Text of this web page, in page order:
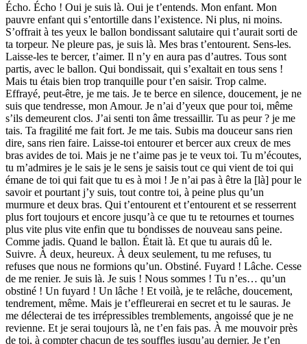
Écho. Écho ! Oui je suis là. Oui je t’entends. Mon enfant. Mon
pauvre enfant qui s’entortille dans l’existence. Ni plus, ni moins.
S’offrait à tes yeux le ballon bondissant salutaire qui t’aurait sorti de
ta torpeur. Ne pleure pas, je suis là. Mes bras t’entourent. Sens-les.
Laisse-les te bercer, t’aimer. Il n’y en aura pas d’autres. Tous sont
partis, avec le ballon. Qui bondissait, qui s’exaltait en tous sens !
Mais tu étais bien trop tranquille pour t’en saisir. Trop calme.
Effrayé, peut-être, je me tais. Je te berce en silence, doucement, je ne
suis que tendresse, mon Amour. Je n’ai d’yeux que pour toi, même
s’ils demeurent clos. J’ai senti ton âme tressaillir. Tu as peur ? je me
tais. Ta fragilité me fait fort. Je me tais. Subis ma douceur sans rien
dire, sans rien faire. Laisse-toi entourer et bercer aux creux de mes
bras avides de toi. Mais je ne t’aime pas je te veux toi. Tu m’écoutes,
tu m’admires je le sais je le sens je saisis tout ce qui vient de toi qui
émane de toi qui fait que tu es à moi ! Je n’ai pas à être la [là] pour le
savoir et pourtant j’y suis, tout contre toi, à peine plus qu’un
murmure et deux bras. Qui t’entourent et t’entourent et se resserrent
plus fort toujours et encore jusqu’à ce que tu te retournes et tournes
plus vite plus vite enfin que tu bondisses de nouveau sans peine.
Comme jadis. Quand le ballon. Était là. Et que tu aurais dû le.
Suivre. À deux, heureux. À deux seulement, tu me refuses, tu
refuses que nous ne formions qu’un. Obstiné. Fuyard ! Lâche. Cesse
de me renier. Je suis là. Je suis ! Nous sommes ! Tu n’es… qu’un
obstiné ! Un fuyard ! Un lâche ! Et voilà, je te relâche, doucement,
tendrement, même. Mais je t’effleurerai en secret et tu le sauras. Je
me délecterai de tes irrépressibles tremblements, angoissé que je ne
revienne. Et je serai toujours là, ne t’en fais pas. À me mouvoir près
de toi, à compter chacun de tes souffles jusqu’au dernier. Je t’en